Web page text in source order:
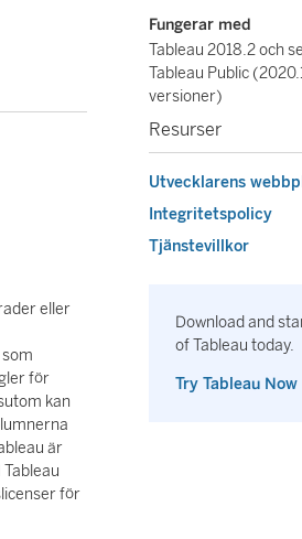
eller
för
kan
är
för
Fungerar med
Tableau 2018.2 och
Tableau Public
versioner)
Resurser
Utvecklarens
Integritetspolicy
Tjänstevillkor
Download and
of Tableau today.
Try Tableau Now